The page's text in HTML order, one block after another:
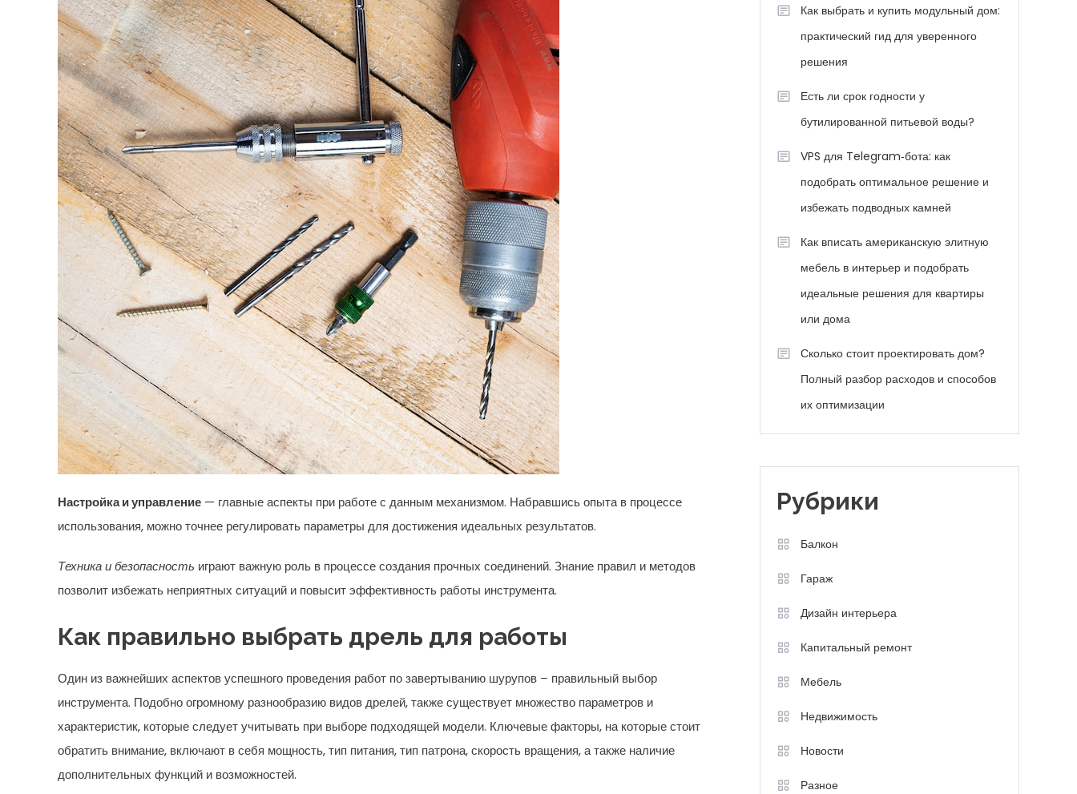
Настройка и управление — главные аспекты при работе с данным механизмом. Набравшись опыта в процессе
использования, можно точнее регулировать параметры для достижения идеальных результатов.
Техника и безопасность играют важную роль в процессе создания прочных соединений. Знание правил и методов
позволит избежать неприятных ситуаций и повысит эффективность работы инструмента.
Как правильно выбрать дрель для работы
Один из важнейших аспектов успешного проведения работ по завертыванию шурупов – правильный выбор
инструмента. Подобно огромному разнообразию видов дрелей, также существует множество параметров и
характеристик, которые следует учитывать при выборе подходящей модели. Ключевые факторы, на которые стоит
обратить внимание, включают в себя мощность, тип питания, тип патрона, скорость вращения, а также наличие
дополнительных функций и возможностей.
Как выбрать и купить модульный дом:
практический гид для уверенного
решения
Есть ли срок годности у
бутилированной питьевой воды?
VPS для Telegram‑бота: как
подобрать оптимальное решение и
избежать подводных камней
Как вписать американскую элитную
мебель в интерьер и подобрать
идеальные решения для квартиры
или дома
Сколько стоит проектировать дом?
Полный разбор расходов и способов
их оптимизации
Рубрики
Балкон
Гараж
Дизайн интерьера
Капитальный ремонт
Мебель
Недвижимость
Новости
Разное